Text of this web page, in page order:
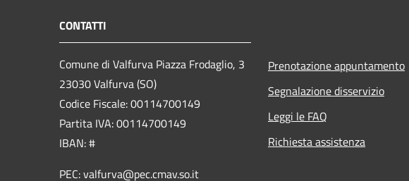
CONTATTI
Comune di Valfurva Piazza Frodaglio, 3
23030 Valfurva (SO)
Codice Fiscale: 00114700149
Partita IVA: 00114700149
IBAN: #
PEC: valfurva@pec.cmav.so.it
Prenotazione appuntamento
Segnalazione disservizio
Leggi le FAQ
Richiesta assistenza